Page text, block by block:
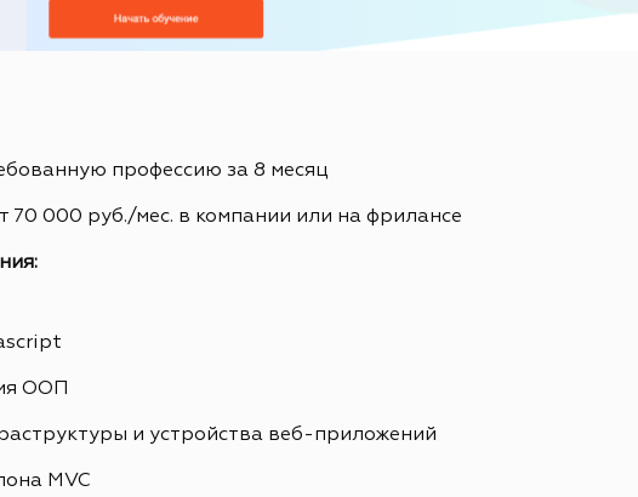
профессию за 8 месяц
70 000 руб./мес. в компании или на фрилансе
ООП
и устройства веб-приложений
MVC